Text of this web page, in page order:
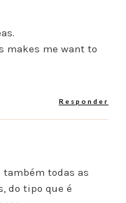
makes me want to
Responder
também todas as
do tipo que é